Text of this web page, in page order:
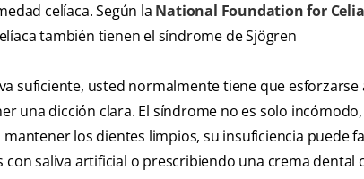
celíaca. Según la National Foundation for
también tienen el síndrome de Sjögren
suficiente, usted normalmente tiene que
una dicción clara. El síndrome no es solo
mantener los dientes limpios, su insuficiencia puede
saliva artificial o prescribiendo una crema dental